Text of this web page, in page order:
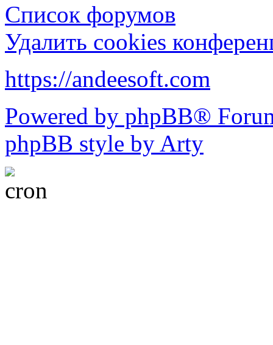
Список форумов
Удалить cookies
https://andeesoft.com
Powered by phpBB®
phpBB style by Arty